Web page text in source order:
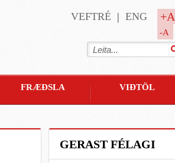
FRÆÐSLA VIÐTÖL
GERAST FÉLAGI
+A
-A
VEFTRÉ ENG